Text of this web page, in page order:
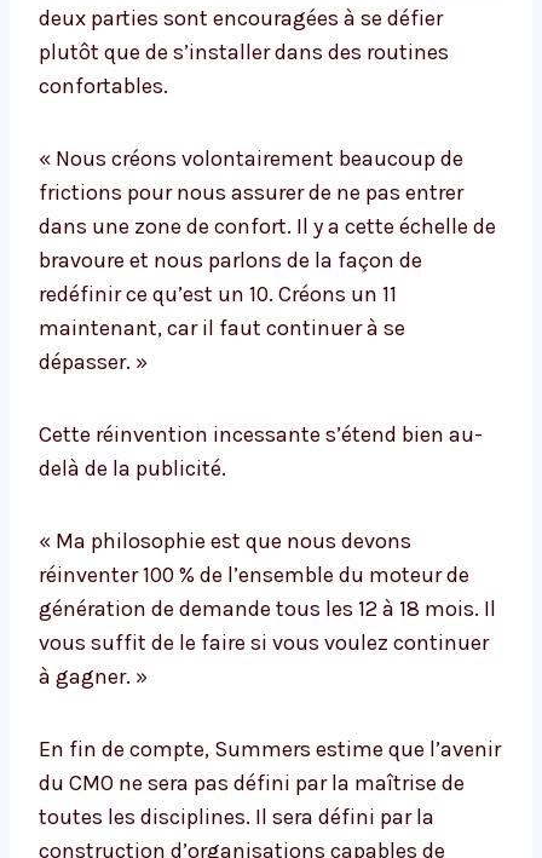
deux parties sont encouragées à se défier
plutôt que de s’installer dans des routines
confortables.
« Nous créons volontairement beaucoup de
frictions pour nous assurer de ne pas entrer
dans une zone de confort. Il y a cette échelle de
bravoure et nous parlons de la façon de
redéfinir ce qu’est un 10. Créons un 11
maintenant, car il faut continuer à se
dépasser. »
Cette réinvention incessante s’étend bien au-
delà de la publicité.
« Ma philosophie est que nous devons
réinventer 100 % de l’ensemble du moteur de
génération de demande tous les 12 à 18 mois. Il
vous suffit de le faire si vous voulez continuer
à gagner. »
En fin de compte, Summers estime que l’avenir
du CMO ne sera pas défini par la maîtrise de
toutes les disciplines. Il sera défini par la
construction d’organisations capables de